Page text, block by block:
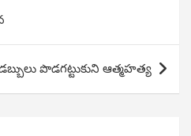
పొడగట్టుకుని ఆత్మహత్య